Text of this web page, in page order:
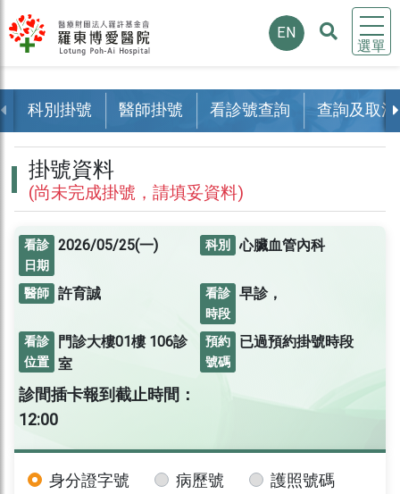
選單
EN
科別掛號 醫師掛號 看診號查詢 查詢及取消
掛號資料
(尚未完成掛號，請填妥資料)
看診
日期
2026/05/25(一) 科別 心臟血管內科
醫師 許育誠
看診
時段
早診，
看診
位置
門診大樓01樓 106診
室
預約
號碼
已過預約掛號時段
診間插卡報到截止時間：
12:00
身分證字號 病歷號
護照號碼